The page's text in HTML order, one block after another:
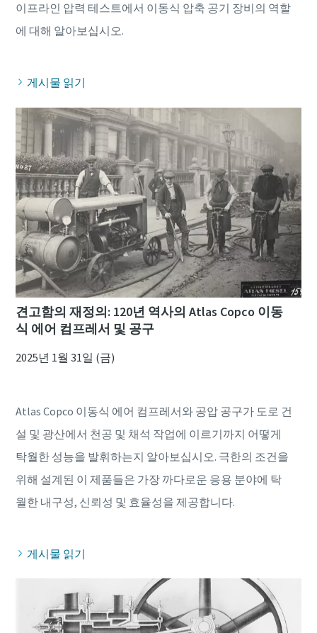
이프라인 압력 테스트에서 이동식 압축 공기 장비의 역할
게시물 읽기
견고함의 재정의: 120년 역사의 Atlas Copco 이동
식 에어 컴프레서 및 공구
2025년 1월 31일 (금)
Atlas Copco 이동식 에어 컴프레서와 공압 공구가 도로 건
설 및 광산에서 천공 및 채석 작업에 이르기까지 어떻게
탁월한 성능을 발휘하는지 알아보십시오. 극한의 조건을
위해 설계된 이 제품들은 가장 까다로운 응용 분야에 탁
게시물 읽기